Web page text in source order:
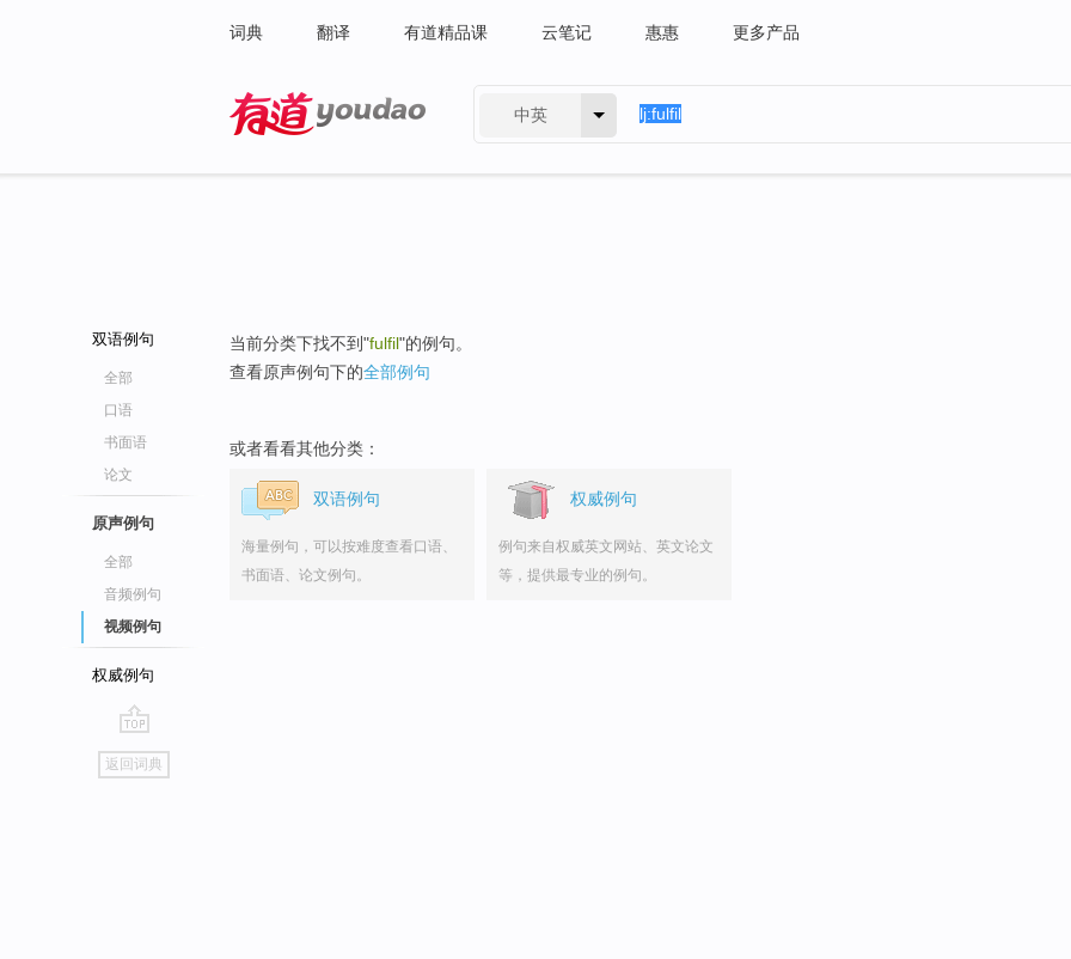
词典 翻译 有道精品课 云笔记 惠惠 更多产品
中英
双语例句
全部
口语
书面语
论文
原声例句
全部
音频例句
视频例句
权威例句
go
top
返回词典
当前分类下找不到"fulfil"的例句。
查看原声例句下的全部例句
或者看看其他分类：
双语例句
海量例句，可以按难度查看口语、
书面语、论文例句。
权威例句
例句来自权威英文网站、英文论文
等，提供最专业的例句。